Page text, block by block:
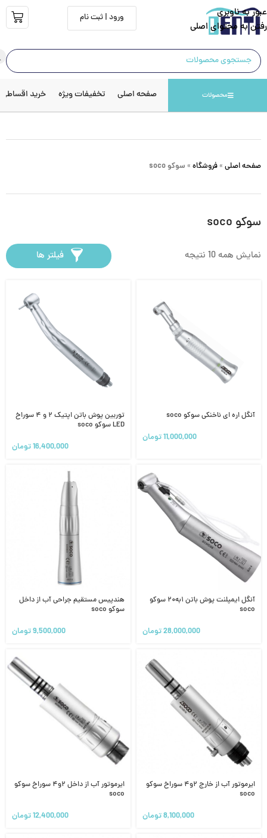
عبور به ناوبری
رفتن به محتوای اصلی
ورود | ثبت نام
محصولات صفحه اصلی تخفیفات ویژه خرید اقساطی
صفحه اصلی » فروشگاه » سوکو soco
سوکو soco
نمایش همه 10 نتیجه فیلتر ها
آنگل اره ای ناخنکی سوکو soco
11,000,000تومان
توربین پوش باتن اپتیک ۲ و ۴ سوراخ
LED سوکو soco
16,400,000تومان
آنگل ایمپلنت پوش باتن ۱به۲۰ سوکو
soco
28,000,000تومان
هندپیس مستقیم جراحی آب از داخل
سوکو soco
9,500,000تومان
ایرموتور آب از خارج ۲و۴ سوراخ سوکو
soco
8,100,000تومان
ایرموتور آب از داخل ۲و۴ سوراخ سوکو
soco
12,400,000تومان